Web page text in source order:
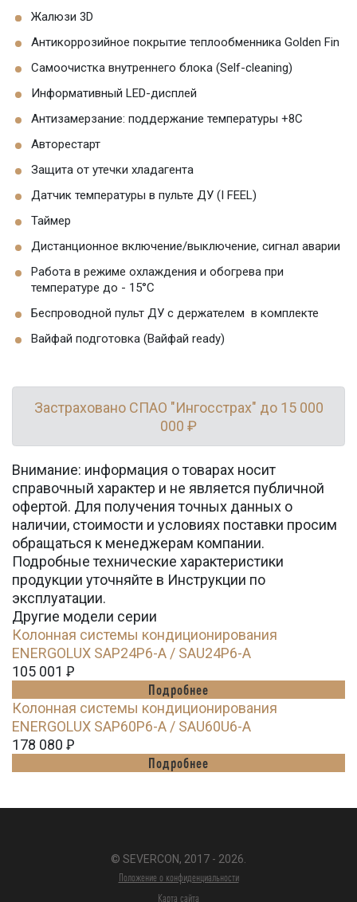
Жалюзи 3D
Антикоррозийное покрытие теплообменника Golden Fin
Самоочистка внутреннего блока (Self-cleaning)
Информативный LED-дисплей
Антизамерзание: поддержание температуры +8С
Авторестарт
Защита от утечки хладагента
Датчик температуры в пульте ДУ (I FEEL)
Таймер
Дистанционное включение/выключение, сигнал аварии
Работа в режиме охлаждения и обогрева при
температуре до - 15°C
Беспроводной пульт ДУ с держателем в комплекте
Вайфай подготовка (Вайфай ready)
Застраховано СПАО "Ингосстрах" до 15 000
000 ₽
Внимание: информация о товарах носит
справочный характер и не является публичной
офертой. Для получения точных данных о
наличии, стоимости и условиях поставки просим
обращаться к менеджерам компании.
Подробные технические характеристики
продукции уточняйте в Инструкции по
эксплуатации.
Другие модели серии
Колонная системы кондиционирования
ENERGOLUX SAP24P6-A / SAU24P6-A
105 001 Ꝑ
Подробнее
Колонная системы кондиционирования
ENERGOLUX SAP60P6-A / SAU60U6-A
178 080 Ꝑ
Подробнее
© SEVERCON, 2017 - 2026.
Положение о конфиденциальности
Карта сайта